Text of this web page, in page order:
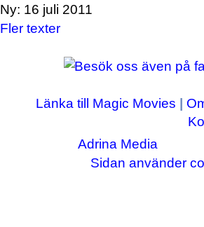
Ny: 16 juli 2011
Fler texter
Länka till Magic Movies
Copyright © 2003-2026Adrina Media
Sidan använder